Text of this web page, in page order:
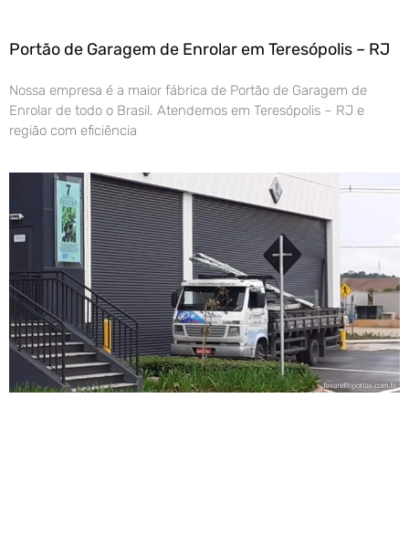
Portão de Garagem de Enrolar em Teresópolis – RJ
Nossa empresa é a maior fábrica de Portão de Garagem de
Enrolar de todo o Brasil. Atendemos em Teresópolis – RJ e
região com eficiência